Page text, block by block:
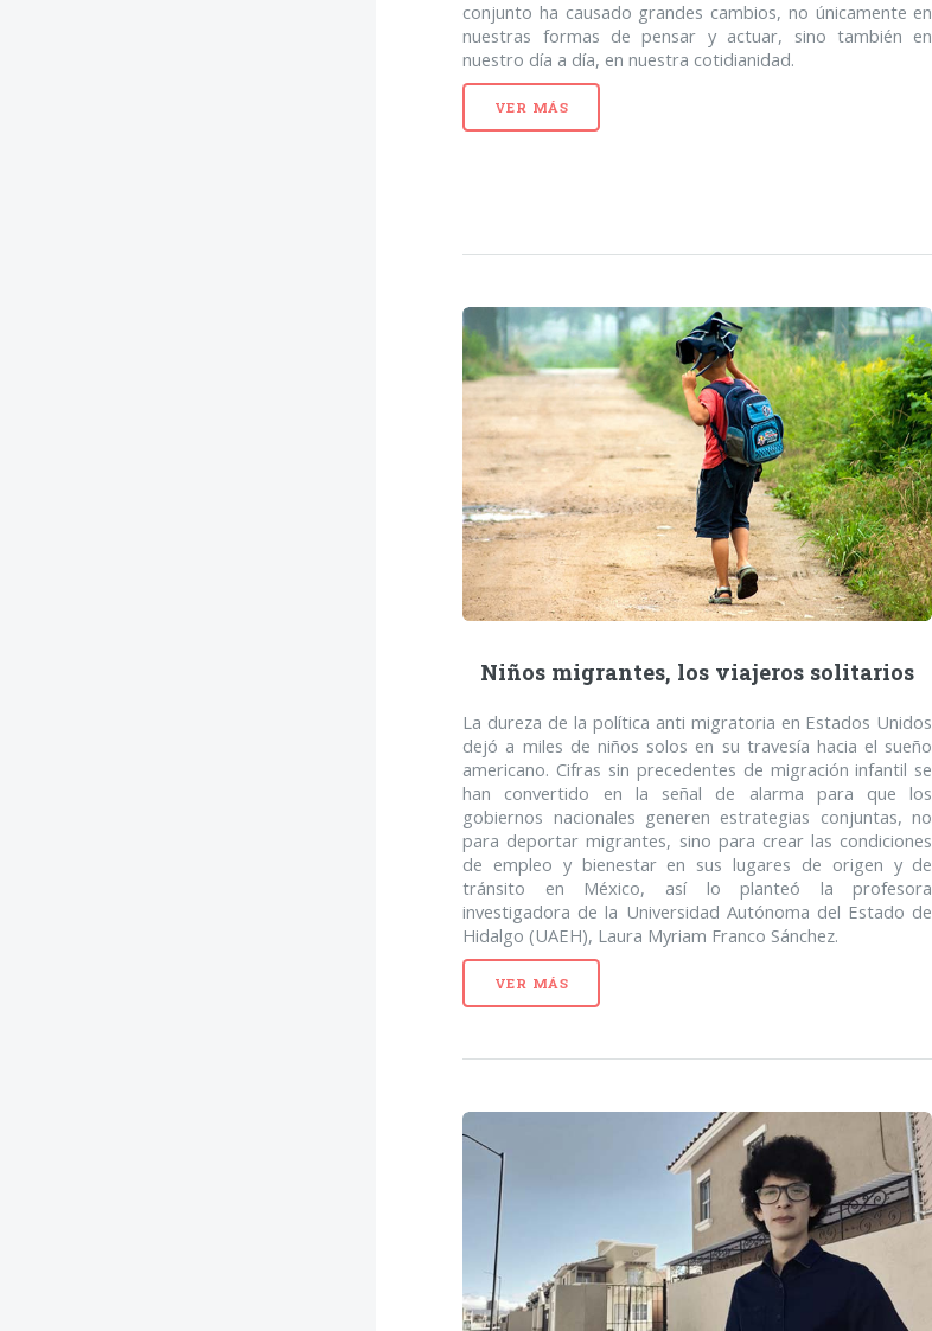
conjunto ha causado grandes cambios, no únicamente en
nuestras formas de pensar y actuar, sino también en
nuestro día a día, en nuestra cotidianidad.
VER MÁS
Niños migrantes, los viajeros solitarios
La dureza de la política anti migratoria en Estados Unidos
dejó a miles de niños solos en su travesía hacia el sueño
americano. Cifras sin precedentes de migración infantil se
han convertido en la señal de alarma para que los
gobiernos nacionales generen estrategias conjuntas, no
para deportar migrantes, sino para crear las condiciones
de empleo y bienestar en sus lugares de origen y de
tránsito en México, así lo planteó la profesora
investigadora de la Universidad Autónoma del Estado de
Hidalgo (UAEH), Laura Myriam Franco Sánchez.
VER MÁS